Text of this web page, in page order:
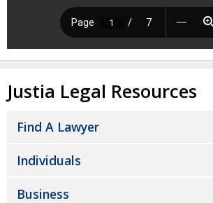
Justia Legal Resources
Find A Lawyer
Individuals
Business